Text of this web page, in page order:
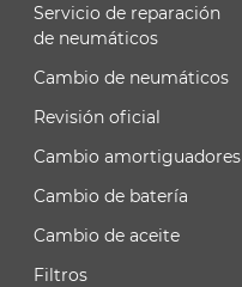
Servicio de reparación
de neumáticos
Cambio de neumáticos
Revisión oficial
Cambio amortiguadores
Cambio de batería
Cambio de aceite
Filtros